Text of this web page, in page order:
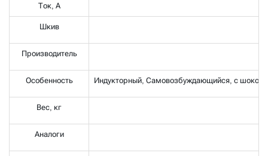
Ток, А
Шкив
Производитель
Особенность Индукторный, Самовозбуждающийся, с
Вес, кг
Аналоги